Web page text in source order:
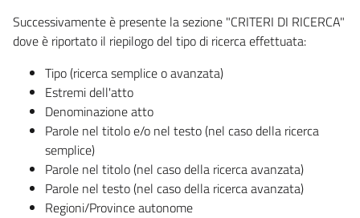
Successivamente è presente la sezione "CRITERI DI RICERCA"
dove è riportato il riepilogo del tipo di ricerca effettuata:
Tipo (ricerca semplice o avanzata)
Estremi dell'atto
Denominazione atto
Parole nel titolo e/o nel testo (nel caso della ricerca
semplice)
Parole nel titolo (nel caso della ricerca avanzata)
Parole nel testo (nel caso della ricerca avanzata)
Regioni/Province autonome